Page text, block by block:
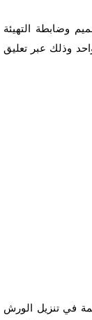
وضابطة التهيئة
قاسم، والتي انطلقت ابتداء من 14 ماي 2021 ولمدة شهر واحد وذلك عبر تعليق
بالتعمير، وفي إطار المساهمة في تنزيل الورش